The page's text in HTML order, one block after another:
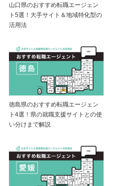
山口県のおすすめ転職エージェン
ト5選！大手サイト＆地域特化型の
活用法
徳島県のおすすめ転職エージェン
ト4選！県の就職支援サイトとの使
い分けまで解説